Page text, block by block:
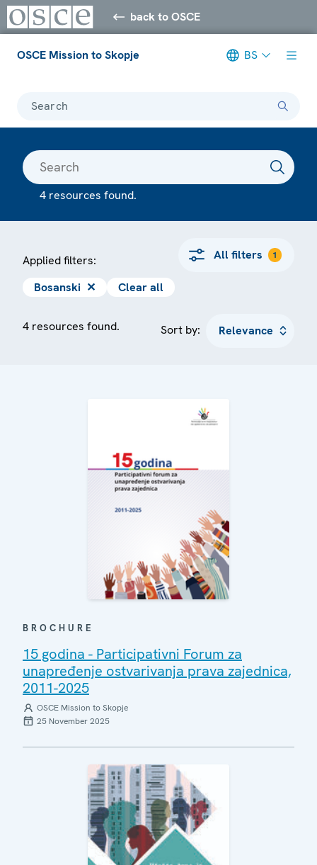
back to OSCE
OSCE Mission to Skopje BS
Search
4 resources found.
Applied filters: All filters 1
Bosanski ✕ Clear all
4 resources found. Sort by:
BROCHURE
15 godina - Participativni Forum za
unapređenje ostvarivanja prava zajednica,
2011-2025
OSCE Mission to Skopje
25 November 2025